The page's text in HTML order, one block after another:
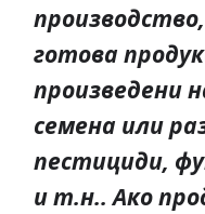
готова
произведени
семена или
пестициди,
и т.н.. Ако